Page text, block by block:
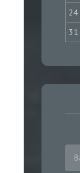
24
31